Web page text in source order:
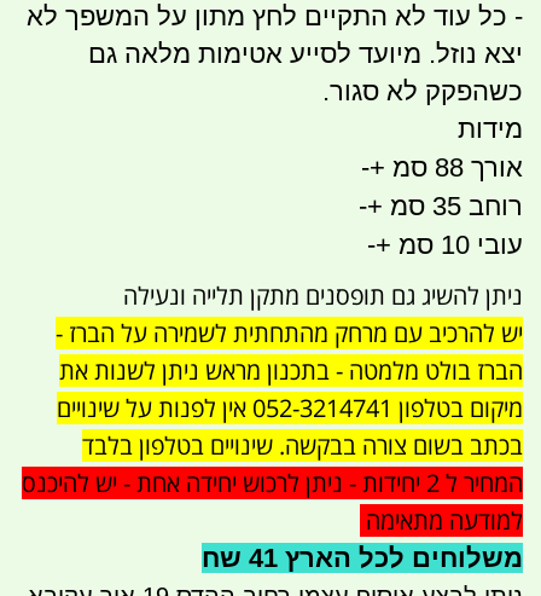
- כל עוד לא התקיים לחץ מתון על המשפך לא
יצא נוזל. מיועד לסייע אטימות מלאה גם
כשהפקק לא סגור.
מידות
אורך 88 סמ +-
רוחב 35 סמ +-
עובי 10 סמ +-
ניתן להשיג גם תופסנים מתקן תלייה ונעילה
יש להרכיב עם מרחק מהתחתית לשמירה על הברז -
הברז בולט מלמטה - בתכנון מראש ניתן לשנות את
מיקום בטלפון 052-3214741 אין לפנות על שינויים
בכתב בשום צורה בבקשה. שינויים בטלפון בלבד
המחיר ל 2 יחידות - ניתן לרכוש יחידה אחת - יש להיכנס
למודעה מתאימה
משלוחים לכל הארץ 41 שח